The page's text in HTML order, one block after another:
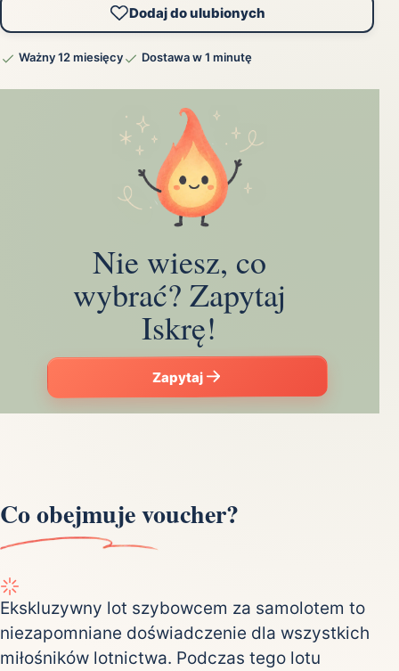
Dodaj do ulubionych
Ważny 12 miesięcy Dostawa w 1 minutę
Nie wiesz, co
wybrać? Zapytaj
Iskrę!
Zapytaj
Co obejmuje voucher?
Ekskluzywny lot szybowcem za samolotem to
niezapomniane doświadczenie dla wszystkich
miłośników lotnictwa. Podczas tego lotu